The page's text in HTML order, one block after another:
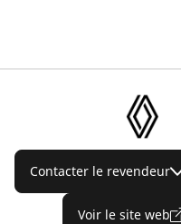
Contacter le revendeur
Voir le site web